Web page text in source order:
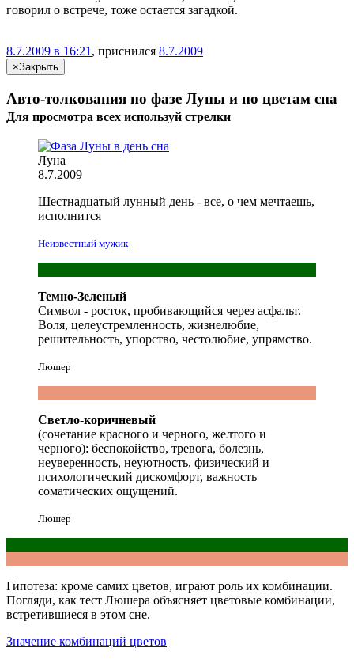
говорил о встрече, тоже остается загадкой.
8.7.2009 в 16:21 , приснился 8.7.2009
×Закрыть
Авто-толкования по фазе Луны и по цветам сна
Для просмотра всех используй стрелки
Луна
8.7.2009
Шестнадцатый лунный день - все, о чем мечтаешь,
исполнится
Неизвестный мужик
Темно-Зеленый
Символ - росток, пробивающийся через асфальт.
Воля, целеустремленность, жизнелюбие,
решительность, упорство, честолюбие, упрямство.
Люшер
Светло-коричневый
(сочетание красного и черного, желтого и
черного): беспокойство, тревога, болезнь,
неуверенность, неуютность, физический и
психологический дискомфорт, важность
соматических ощущений.
Люшер
Гипотеза: кроме самих цветов, играют роль их комбинации.
Погляди, как тест Люшера объясняет цветовые комбинации,
встретившиеся в этом сне.
Значение комбинаций цветов